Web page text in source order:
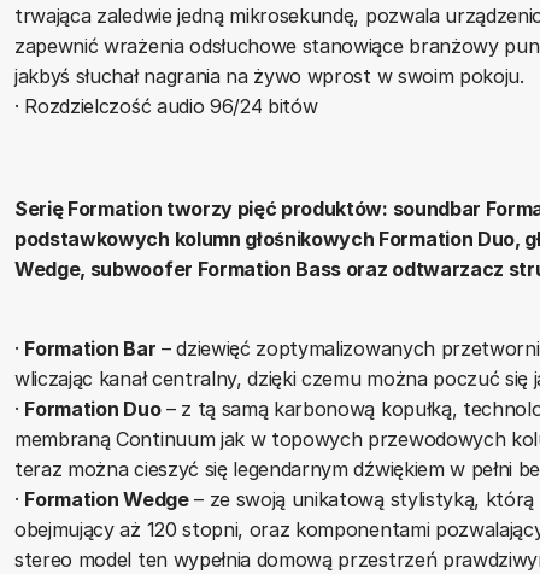
trwająca zaledwie jedną mikrosekundę, pozwala
zapewnić wrażenia odsłuchowe stanowiące branżowy
jakbyś słuchał nagrania na żywo wprost w swoim pokoju.
· Rozdzielczość audio 96/24 bitów
Serię Formation tworzy pięć produktów: soundbar
podstawkowych kolumn głośnikowych Formation Duo,
Wedge, subwoofer Formation Bass oraz odtwarzacz
· Formation Bar – dziewięć zoptymalizowanych
wliczając kanał centralny, dzięki czemu można poczuć się
· Formation Duo– z tą samą karbonową kopułką,
membraną Continuum jak w topowych przewodowych
teraz można cieszyć się legendarnym dźwiękiem w pełni
· Formation Wedge– ze swoją unikatową stylistyką, którą
obejmujący aż 120 stopni, oraz komponentami
stereo model ten wypełnia domową przestrzeń